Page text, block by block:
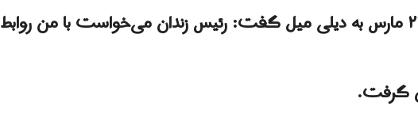
به گزارش دیلی میل، مور گیلبرت روز پنجشنبه ۲۴ مارس به دیلی میل گفت: رئیس زندان می‌خواست با من روابط
گرفت.